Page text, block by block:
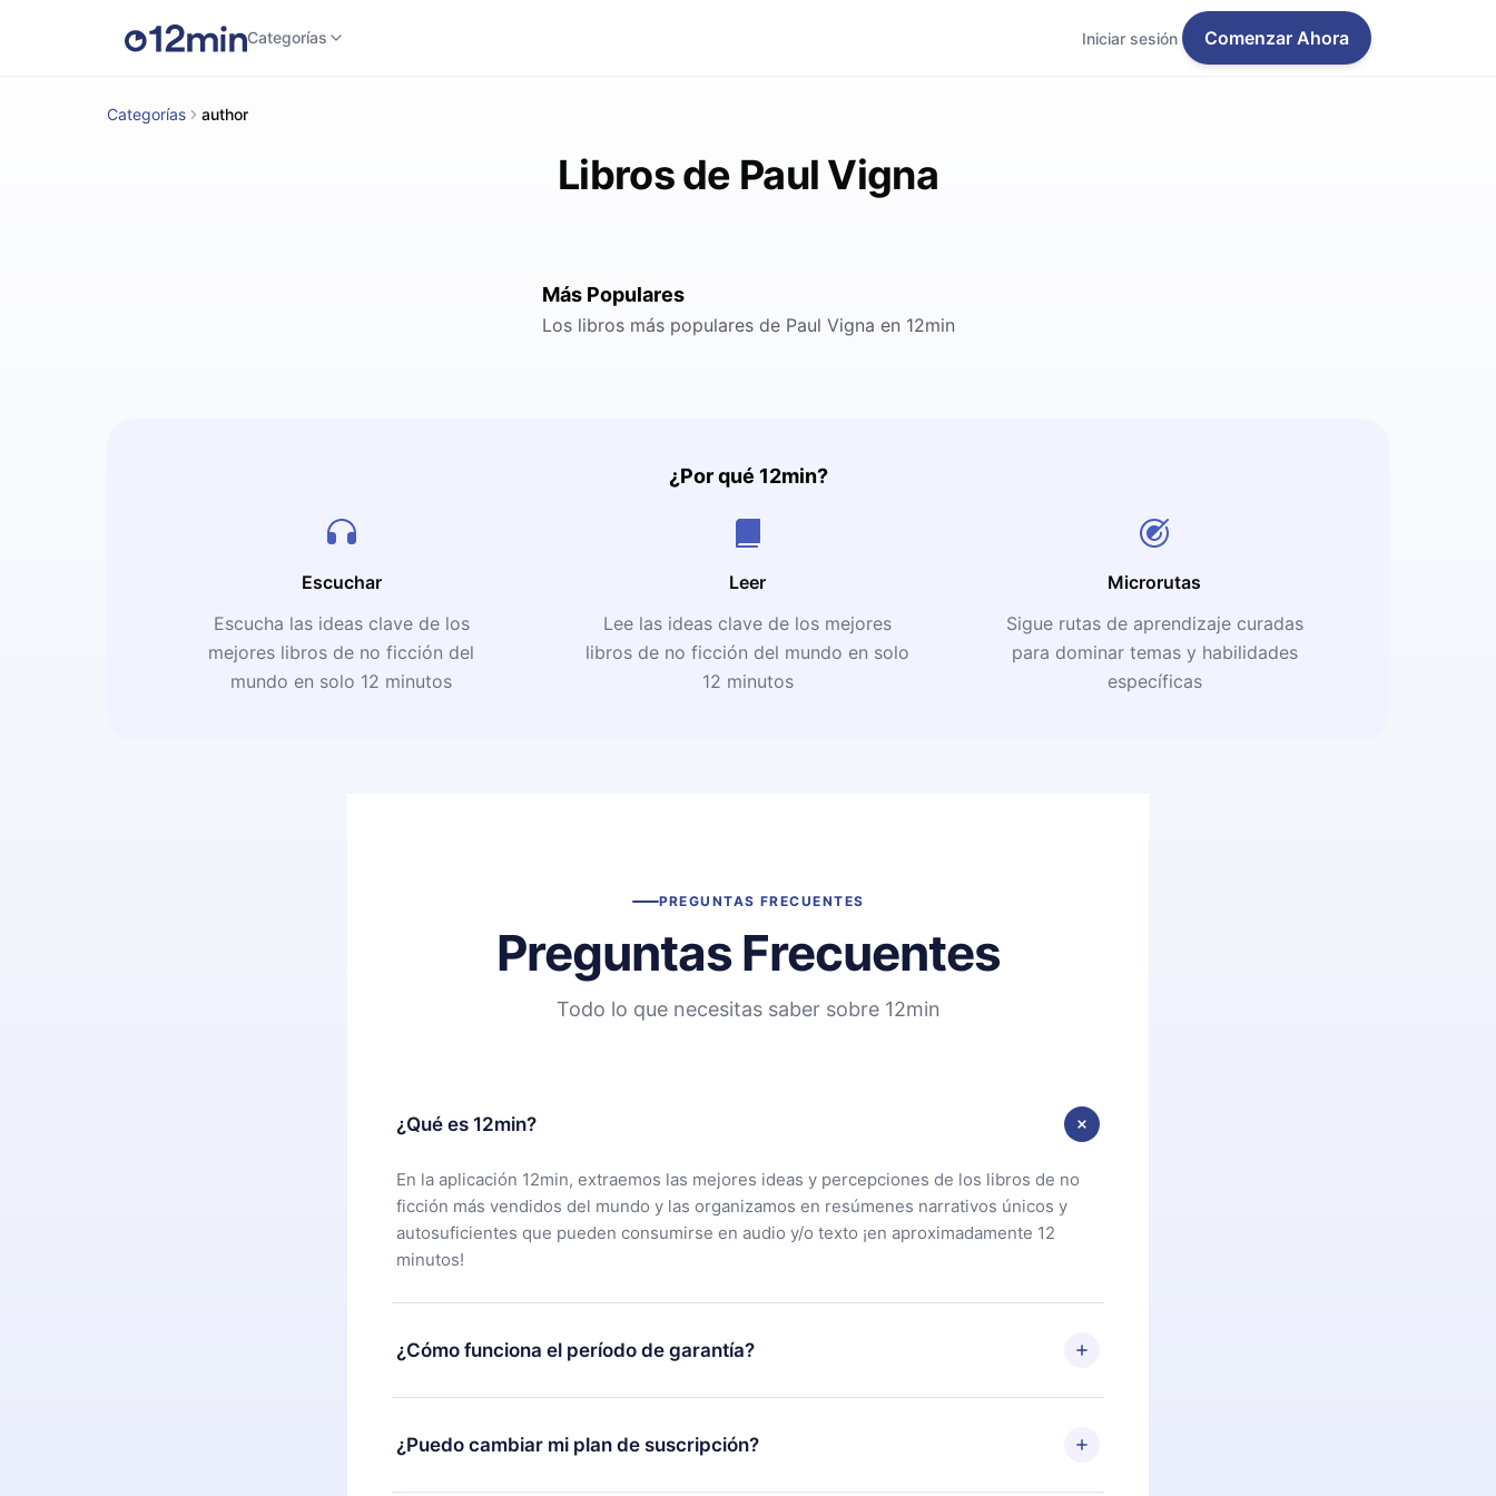
Categorías Iniciar sesión Comenzar Ahora
Categorías author
Libros de Paul Vigna
Más Populares
Los libros más populares de Paul Vigna en 12min
¿Por qué 12min?
Escuchar
Escucha las ideas clave de los
mejores libros de no ficción del
mundo en solo 12 minutos
Leer
Lee las ideas clave de los mejores
libros de no ficción del mundo en solo
12 minutos
Microrutas
Sigue rutas de aprendizaje curadas
para dominar temas y habilidades
específicas
PREGUNTAS FRECUENTES
Preguntas Frecuentes
Todo lo que necesitas saber sobre 12min
¿Qué es 12min?
En la aplicación 12min, extraemos las mejores ideas y percepciones de los libros de no
ficción más vendidos del mundo y las organizamos en resúmenes narrativos únicos y
autosuficientes que pueden consumirse en audio y/o texto ¡en aproximadamente 12
minutos!
¿Cómo funciona el período de garantía?
Puedes descargar nuestra aplicación y comenzar a disfrutar de nuestra biblioteca. Si por
alguna razón no estás satisfecho con nuestra plataforma, simplemente contacta a
nuestro equipo de soporte ( contacto@12min.com
¿Puedo cambiar mi plan de suscripción?